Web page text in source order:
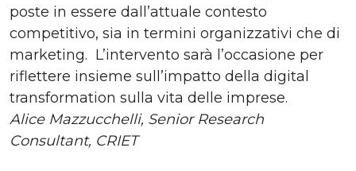
poste in essere dall’attuale contesto
competitivo, sia in termini organizzativi che di
marketing. L’intervento sarà l’occasione per
riflettere insieme sull’impatto della digital
transformation sulla vita delle imprese.
Alice Mazzucchelli, Senior Research
Consultant, CRIET